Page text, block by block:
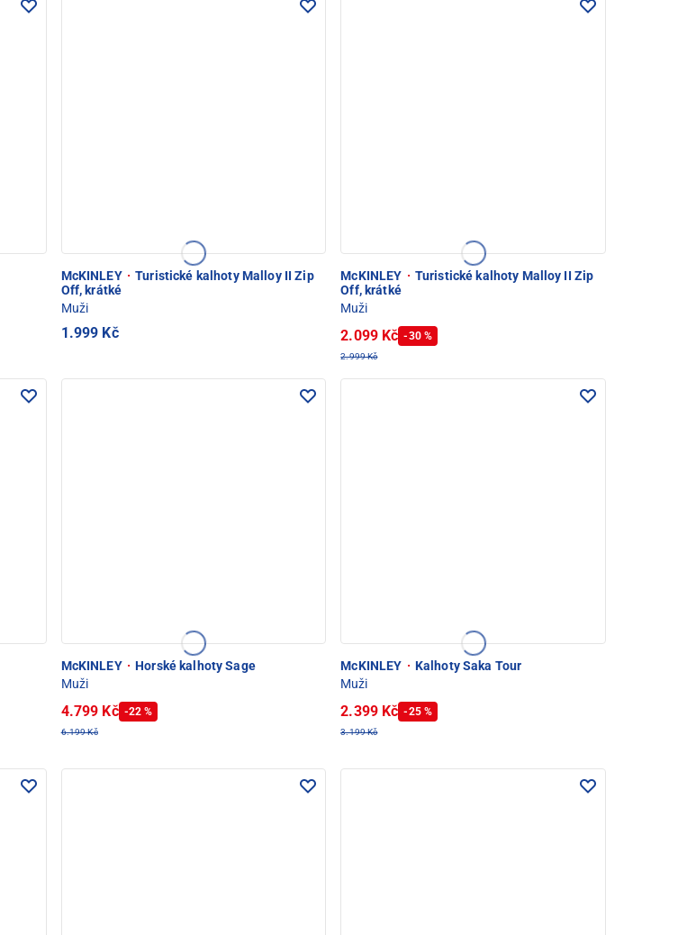
McKINLEY · Turistické kalhoty Malloy II Zip
Off, krátké
Muži
1.999 Kč
McKINLEY · Turistické kalhoty Malloy II Zip
Off, krátké
Muži
2.099 Kč -30 %
2.999 Kč
McKINLEY · Horské kalhoty Sage
Muži
4.799 Kč -22 %
6.199 Kč
McKINLEY · Kalhoty Saka Tour
Muži
2.399 Kč -25 %
3.199 Kč